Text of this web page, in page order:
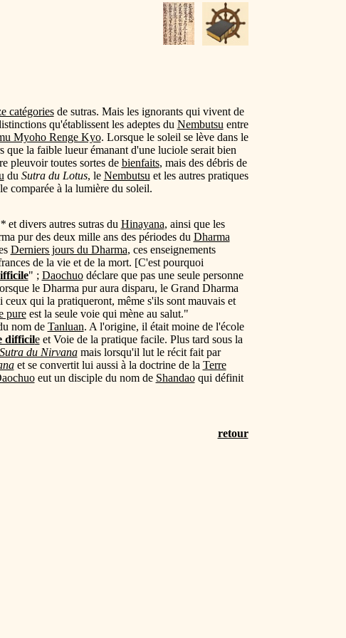
catégoriesde sutras. Mais les ignorants qui vivent de
qu'établissent les adeptes du Nembutsu entre
Myoho Renge Kyo. Lorsque le soleil se lève dans le
que la faible lueur émanant d'une luciole serait bien
pleuvoir toutes sortes de bienfaits, mais des débris de
du Sutra du Lotus, le Nembutsu et les autres pratiques
comparée à la lumière du soleil.
*et divers autres sutras du Hinayana, ainsi que les
pur des deux mille ans des périodes du Dharma
Derniers jours du Dharma, ces enseignements
de la vie et de la mort. [C'est pourquoi
" ; Daochuodéclare que pas une seule personne
le Dharma pur aura disparu, le Grand Dharma
ceux qui la pratiqueront, même s'ils sont mauvais et
pureest la seule voie qui mène au salut."
nom de Tanluan. A l'origine, il était moine de l'école
difficileet Voie de la pratique facile. Plus tard sous la
Sutra du Nirvanamais lorsqu'il lut le récit fait par
et se convertit lui aussi à la doctrine de la Terre
eut un disciple du nom de Shandaoqui définit
retour